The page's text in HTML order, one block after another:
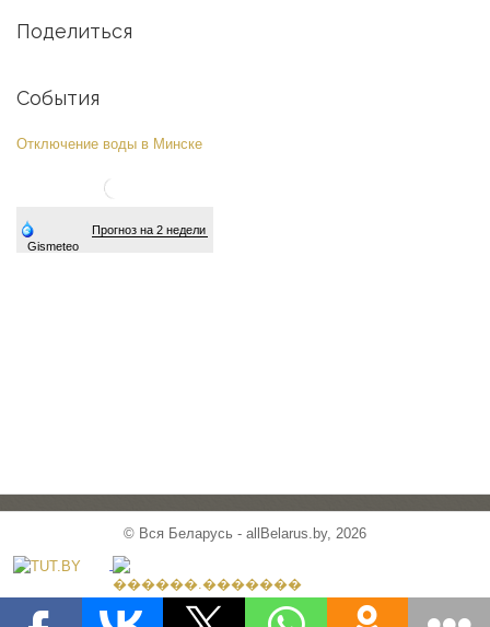
Поделиться
События
Отключение воды в Минске
© Вся Беларусь - allBelarus.by, 2026